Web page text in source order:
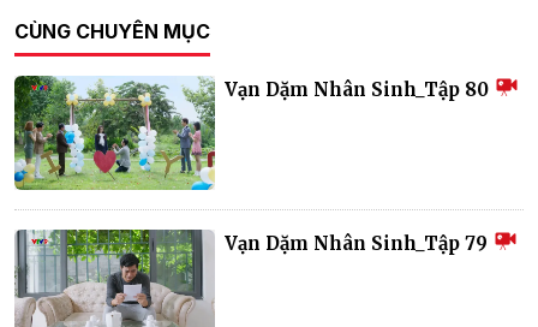
CÙNG CHUYÊN MỤC
Vạn Dặm Nhân Sinh_Tập 80
Vạn Dặm Nhân Sinh_Tập 79